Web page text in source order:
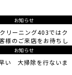
お知らせ
リーニング403ではク
様のご来店をお待ちし
お知らせ
い 大掃除を行ないま